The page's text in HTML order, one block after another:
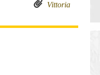
Vittoria